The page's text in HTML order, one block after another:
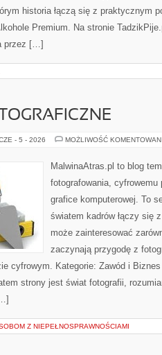
historia łączą się z praktycznym
Premium. Na stronie
przez […]
- 5 - 2026 MOŻLIWOŚĆ
MalwinaAtras.pl to blog
fotografowania, cyfrowemu
grafice komputerowej. To
światem kadrów łączy się
może zainteresować
zaczynają przygodę z
cyfrowym. Kategorie: Zawód i
strony jest świat fotografii,
Z NIEPEŁNOSPRAWNOŚCIAMI